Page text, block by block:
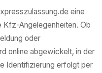
eine
Kfz-Angelegenheiten. Ob
oder
online abgewickelt, in der
Identifizierung erfolgt per